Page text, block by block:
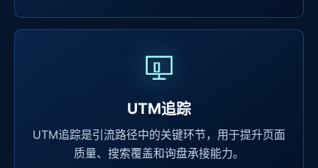
UTM追踪
UTM追踪是引流路径中的关键环节，用于提升页面
质量、搜索覆盖和询盘承接能力。